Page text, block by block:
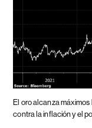
El oro alcanza máximos
contra la inflación y el